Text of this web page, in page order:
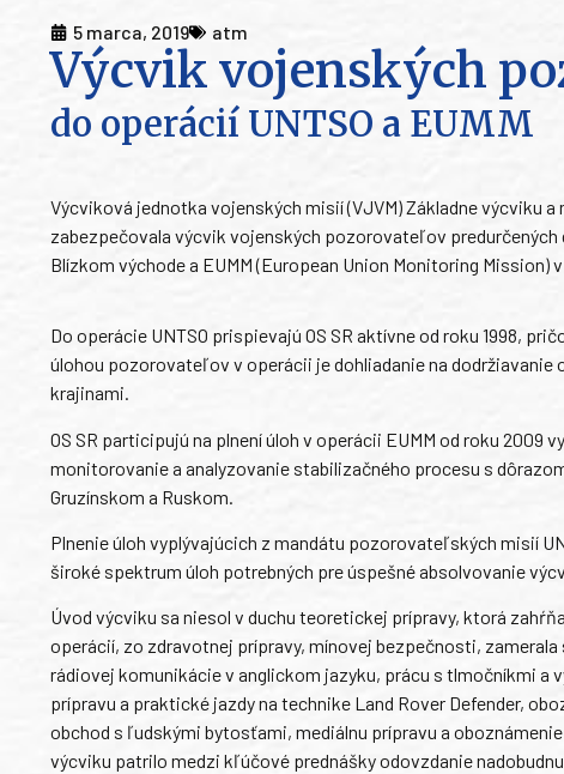
5 marca, 2019 atm
Výcvik vojenských
do operácií UNTSO a EUMM
Výcviková jednotka vojenských misií (VJVM) Základne výcviku a
zabezpečovala výcvik vojenských pozorovateľov predurčených
Blízkom východe a EUMM (European Union Monitoring Mission)
Do operácie UNTSO prispievajú OS SR aktívne od roku 1998,
úlohou pozorovateľov v operácii je dohliadanie na dodržiavanie
krajinami.
OS SR participujú na plnení úloh v operácii EUMM od roku
monitorovanie a analyzovanie stabilizačného procesu s
Gruzínskom a Ruskom.
Plnenie úloh vyplývajúcich z mandátu pozorovateľských misií
široké spektrum úloh potrebných pre úspešné absolvovanie
Úvod výcviku sa niesol v duchu teoretickej prípravy, ktorá
operácií, zo zdravotnej prípravy, mínovej bezpečnosti,
rádiovej komunikácie v anglickom jazyku, prácu s tlmočníkmi
prípravu a praktické jazdy na technike Land Rover Defender,
obchod s ľudskými bytosťami, mediálnu prípravu a
výcviku patrilo medzi kľúčové prednášky odovzdanie